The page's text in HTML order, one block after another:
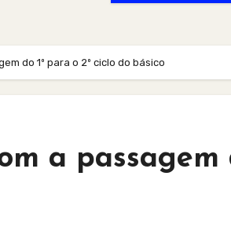
do 1º para o 2º ciclo do básico
a passagem